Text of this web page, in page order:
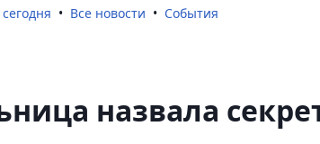
Все новости События
назвала